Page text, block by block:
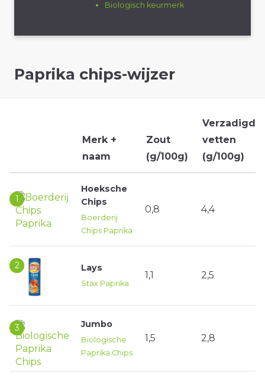
Biologisch keurmerk
Paprika chips-wijzer
Merk +
naam
Zout
(g/100g)
Verzadigde
vetten
(g/100g)
1
Hoeksche
Chips
Boerderij
Chips Paprika
0,8 4,4
2 Lays
Stax Paprika
1,1 2,5
3 Jumbo
Biologische
Paprika Chips
1,5 2,8